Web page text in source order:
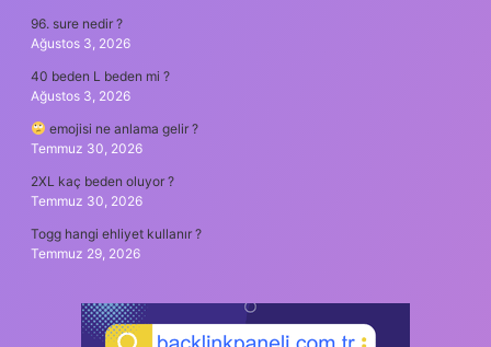
96. sure nedir ?
Ağustos 3, 2026
40 beden L beden mi ?
Ağustos 3, 2026
emojisi ne anlama gelir ?
Temmuz 30, 2026
2XL kaç beden oluyor ?
Temmuz 30, 2026
Togg hangi ehliyet kullanır ?
Temmuz 29, 2026